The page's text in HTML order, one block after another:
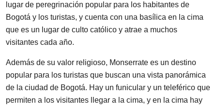
lugar de peregrinación popular para los habitantes de
Bogotá y los turistas, y cuenta con una basílica en la cima
que es un lugar de culto católico y atrae a muchos
visitantes cada año.
Además de su valor religioso, Monserrate es un destino
popular para los turistas que buscan una vista panorámica
de la ciudad de Bogotá. Hay un funicular y un teleférico que
permiten a los visitantes llegar a la cima, y en la cima hay